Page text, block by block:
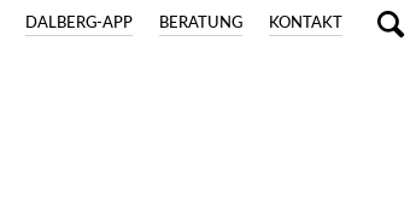
KONTAKT
BERATUNG
DALBERG-APP